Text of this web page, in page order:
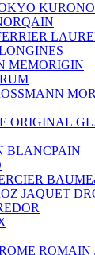
MEMORIGIN
BLANCPAIN
JAQUET
ROMAIN